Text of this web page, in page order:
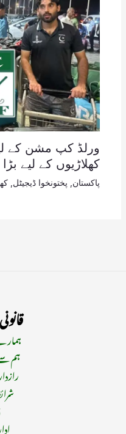
ورلڈ کپ مشن کے
کھلاڑیوں کے لیے
پاکستان پختونخوا ڈیجیٹل
ہم